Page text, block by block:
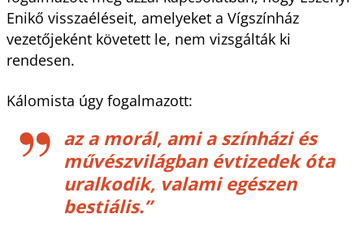
Enikő visszaéléseit, amelyeket a Vígszínház
vezetőjeként követett le, nem vizsgálták ki
rendesen.
Kálomista úgy fogalmazott:
az a morál, ami a színházi és
művészvilágban évtizedek óta
uralkodik, valami egészen
bestiális.”